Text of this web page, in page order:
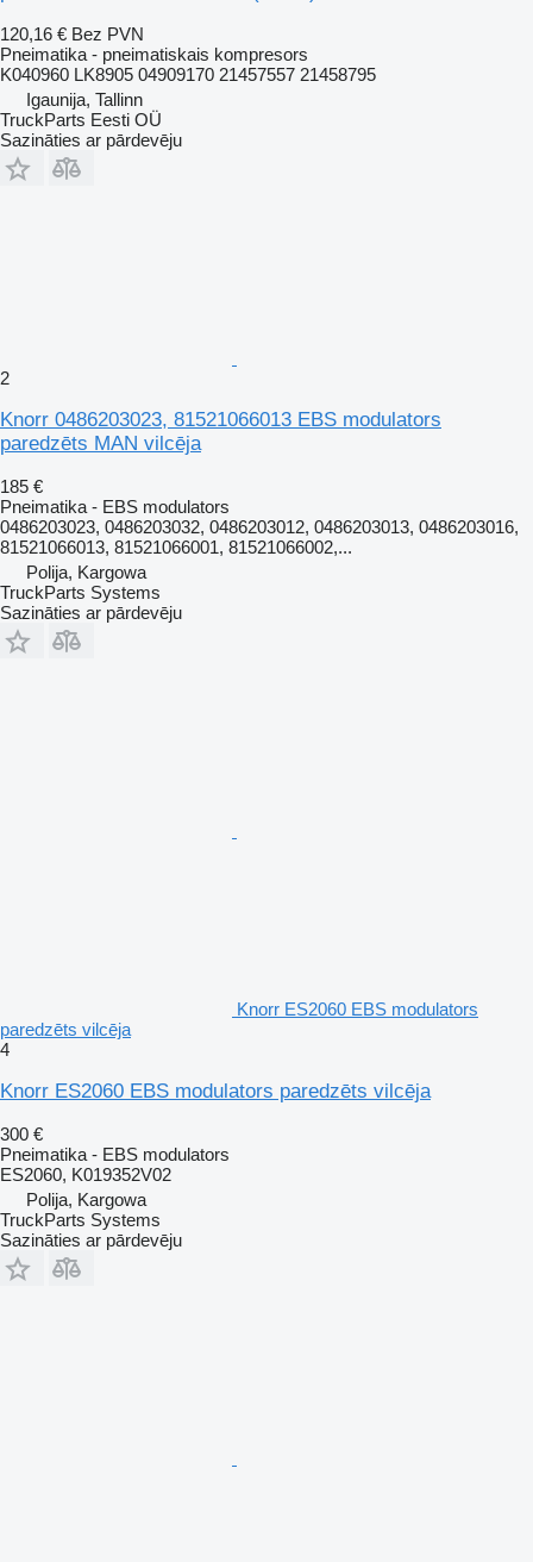
120,16 € Bez PVN
Pneimatika - pneimatiskais kompresors
K040960 LK8905 04909170 21457557 21458795
Igaunija, Tallinn
TruckParts Eesti OÜ
Sazināties ar pārdevēju
2
Knorr 0486203023, 81521066013 EBS modulators
paredzēts MAN vilcēja
185 €
Pneimatika - EBS modulators
0486203023, 0486203032, 0486203012, 0486203013, 0486203016,
81521066013, 81521066001, 81521066002,...
Polija, Kargowa
TruckParts Systems
Sazināties ar pārdevēju
Knorr ES2060 EBS modulators
paredzēts vilcēja
4
Knorr ES2060 EBS modulators paredzēts vilcēja
300 €
Pneimatika - EBS modulators
ES2060, K019352V02
Polija, Kargowa
TruckParts Systems
Sazināties ar pārdevēju